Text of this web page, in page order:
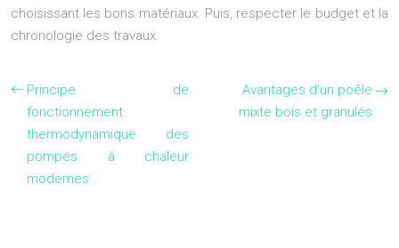
choisissant les bons matériaux. Puis, respecter le budget et la
chronologie des travaux.
Principe de
fonctionnement
thermodynamique des
pompes à chaleur
modernes
Avantages d’un poêle
mixte bois et granulés